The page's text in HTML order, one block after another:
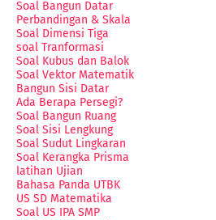
Soal Bangun Datar
Perbandingan & Skala
Soal Dimensi Tiga
soal Tranformasi
Soal Kubus dan Balok
Soal Vektor Matematik
Bangun Sisi Datar
Ada Berapa Persegi?
Soal Bangun Ruang
Soal Sisi Lengkung
Soal Sudut Lingkaran
Soal Kerangka Prisma
latihan Ujian
Bahasa Panda UTBK
US SD Matematika
Soal US IPA SMP